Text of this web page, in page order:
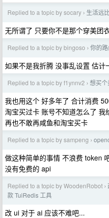
Replied to a topic by socary › 生活远
无所谓了 只要你不是那个穿美团
Replied to a topic by bingoso › 你的
如果不是我折腾 没事乱设置 估计
Replied to a topic by f1ynnv2 › 想买
我也用这个 好多年了 合计消费
淘宝买过卡 账号不知道怎么了
再也不敢再咸鱼和淘宝买卡
Replied to a topic by sampeng ›
做这种简单的事情 不浪费 token
没有免费的 api
Replied to a topic by WoodenRobot ›
款 TuiRedis 工具
改 ui 对于 ai 应该不难吧...